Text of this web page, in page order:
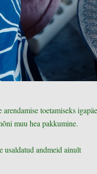
toetamiseks
muu hea pakkumine.
usaldatud andmeid ainult